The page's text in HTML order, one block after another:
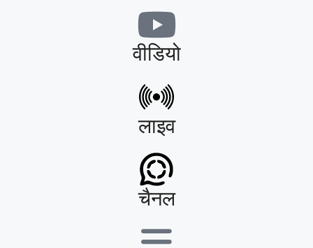
वीडियो
लाइव
चैनल